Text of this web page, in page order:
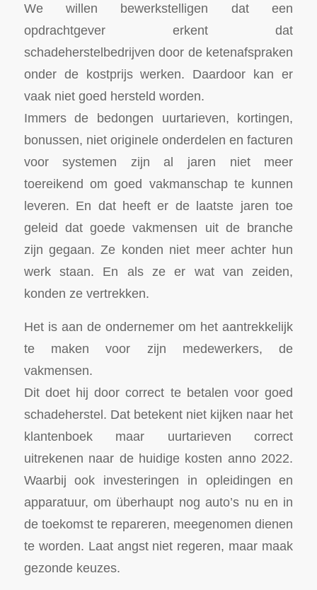
We willen bewerkstelligen dat een
opdrachtgever erkent dat
schadeherstelbedrijven door de ketenafspraken
onder de kostprijs werken. Daardoor kan er
vaak niet goed hersteld worden.
Immers de bedongen uurtarieven, kortingen,
bonussen, niet originele onderdelen en facturen
voor systemen zijn al jaren niet meer
toereikend om goed vakmanschap te kunnen
leveren. En dat heeft er de laatste jaren toe
geleid dat goede vakmensen uit de branche
zijn gegaan. Ze konden niet meer achter hun
werk staan. En als ze er wat van zeiden,
konden ze vertrekken.
Het is aan de ondernemer om het aantrekkelijk
te maken voor zijn medewerkers, de
vakmensen.
Dit doet hij door correct te betalen voor goed
schadeherstel. Dat betekent niet kijken naar het
klantenboek maar uurtarieven correct
uitrekenen naar de huidige kosten anno 2022.
Waarbij ook investeringen in opleidingen en
apparatuur, om überhaupt nog auto’s nu en in
de toekomst te repareren, meegenomen dienen
te worden. Laat angst niet regeren, maar maak
gezonde keuzes.